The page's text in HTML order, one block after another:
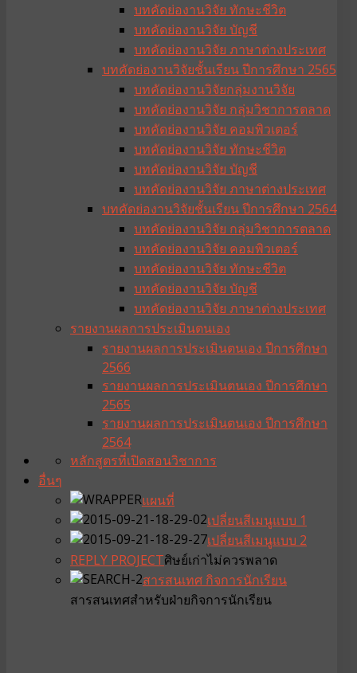
บทคัดย่องานวิจัย ทักษะชีวิต
บทคัดย่องานวิจัย บัญชี
บทคัดย่องานวิจัย ภาษาต่างประเทศ
บทคัดย่องานวิจัยชั้นเรียน ปีการศึกษา 2565
บทคัดย่องานวิจัยกลุ่มงานวิจัย
บทคัดย่องานวิจัย กลุ่มวิชาการตลาด
บทคัดย่องานวิจัย คอมพิวเตอร์
บทคัดย่องานวิจัย ทักษะชีวิต
บทคัดย่องานวิจัย บัญชี
บทคัดย่องานวิจัย ภาษาต่างประเทศ
บทคัดย่องานวิจัยชั้นเรียน ปีการศึกษา 2564
บทคัดย่องานวิจัย กลุ่มวิชาการตลาด
บทคัดย่องานวิจัย คอมพิวเตอร์
บทคัดย่องานวิจัย ทักษะชีวิต
บทคัดย่องานวิจัย บัญชี
บทคัดย่องานวิจัย ภาษาต่างประเทศ
รายงานผลการประเมินตนเอง
รายงานผลการประเมินตนเอง ปีการศึกษา
2566
รายงานผลการประเมินตนเอง ปีการศึกษา
2565
รายงานผลการประเมินตนเอง ปีการศึกษา
2564
วิชาการ
หลักสูตรที่เปิดสอน
อื่นๆ
แผนที่
เปลี่ยนสีเมนูแบบ 1
เปลี่ยนสีเมนูแบบ 2
REPLY PROJECTศิษย์เก่าไม่ควรพลาด
สารสนเทศ กิจการนักเรียน
สารสนเทศสำหรับฝ่ายกิจการนักเรียน